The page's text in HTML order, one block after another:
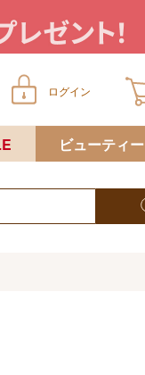
ログイン
っていません
ビューティー